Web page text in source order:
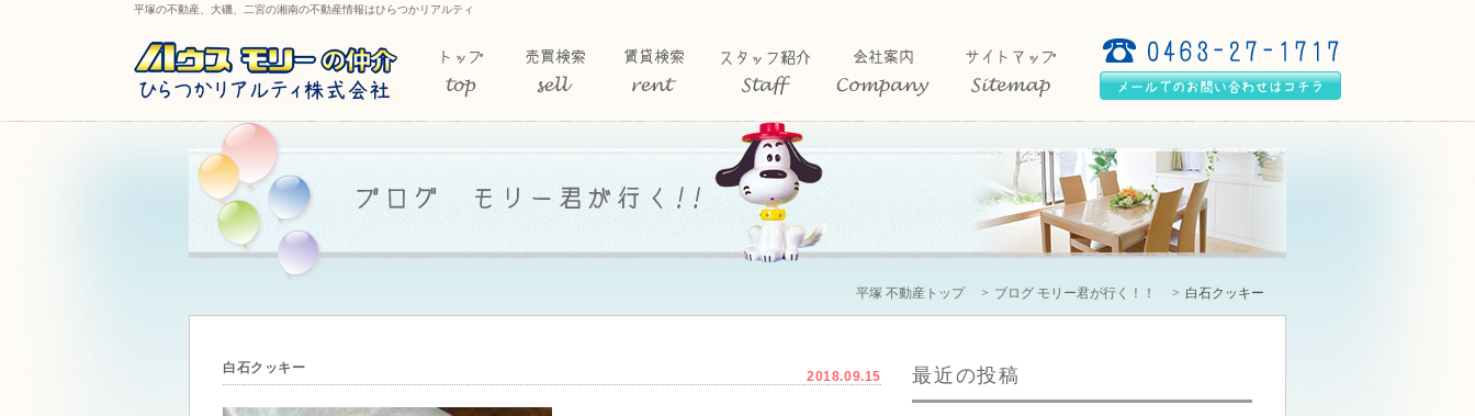
平塚の不動産、大磯、二宮の湘南の不動産情報はひらつかリアルティ
平塚 不動産トップ ブログ モリー君が行く！！ 白石クッキー
白石クッキー
2018.09.15 最近の投稿